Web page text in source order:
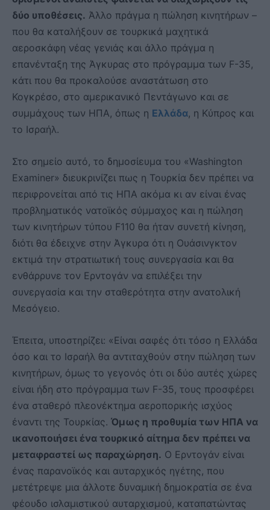
δύο υποθέσεις. Άλλο πράγμα η πώληση κινητήρων –
που θα καταλήξουν σε τουρκικά μαχητικά
αεροσκάφη νέας γενιάς και άλλο πράγμα η
επανένταξη της Άγκυρας στο πρόγραμμα των F-35,
κάτι που θα προκαλούσε αναστάτωση στο
Κογκρέσο, στο αμερικανικό Πεντάγωνο και σε
συμμάχους των ΗΠΑ, όπως η Ελλάδα, η Κύπρος και
το Ισραήλ.
Στο σημείο αυτό, το δημοσίευμα του «Washington
Examiner» διευκρινίζει πως η Τουρκία δεν πρέπει να
περιφρονείται από τις ΗΠΑ ακόμα κι αν είναι ένας
προβληματικός νατοϊκός σύμμαχος και η πώληση
των κινητήρων τύπου F110 θα ήταν συνετή κίνηση,
διότι θα έδειχνε στην Άγκυρα ότι η Ουάσινγκτον
εκτιμά την στρατιωτική τους συνεργασία και θα
ενθάρρυνε τον Ερντογάν να επιλέξει την
συνεργασία και την σταθερότητα στην ανατολική
Μεσόγειο.
Έπειτα, υποστηρίζει: «Είναι σαφές ότι τόσο η Ελλάδα
όσο και το Ισραήλ θα αντιταχθούν στην πώληση των
κινητήρων, όμως το γεγονός ότι οι δύο αυτές χώρες
είναι ήδη στο πρόγραμμα των F-35, τους προσφέρει
ένα σταθερό πλεονέκτημα αεροπορικής ισχύος
έναντι της Τουρκίας. Όμως η προθυμία των ΗΠΑ να
ικανοποιήσει ένα τουρκικό αίτημα δεν πρέπει να
μεταφραστεί ως παραχώρηση. Ο Ερντογάν είναι
ένας παρανοϊκός και αυταρχικός ηγέτης, που
μετέτρεψε μια άλλοτε δυναμική δημοκρατία σε ένα
φέουδο ισλαμιστικού αυταρχισμού, καταπατώντας